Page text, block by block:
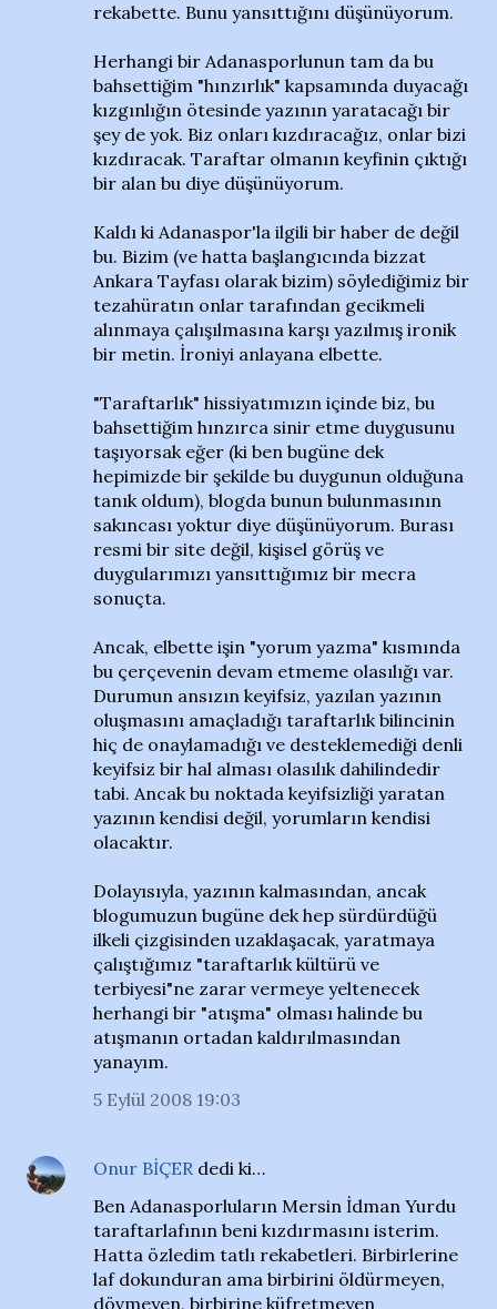
rekabette. Bunu yansıttığını düşünüyorum.
Herhangi bir Adanasporlunun tam da bu
bahsettiğim "hınzırlık" kapsamında duyacağı
kızgınlığın ötesinde yazının yaratacağı bir
şey de yok. Biz onları kızdıracağız, onlar bizi
kızdıracak. Taraftar olmanın keyfinin çıktığı
bir alan bu diye düşünüyorum.
Kaldı ki Adanaspor'la ilgili bir haber de değil
bu. Bizim (ve hatta başlangıcında bizzat
Ankara Tayfası olarak bizim) söylediğimiz bir
tezahüratın onlar tarafından gecikmeli
alınmaya çalışılmasına karşı yazılmış ironik
bir metin. İroniyi anlayana elbette.
"Taraftarlık" hissiyatımızın içinde biz, bu
bahsettiğim hınzırca sinir etme duygusunu
taşıyorsak eğer (ki ben bugüne dek
hepimizde bir şekilde bu duygunun olduğuna
tanık oldum), blogda bunun bulunmasının
sakıncası yoktur diye düşünüyorum. Burası
resmi bir site değil, kişisel görüş ve
duygularımızı yansıttığımız bir mecra
sonuçta.
Ancak, elbette işin "yorum yazma" kısmında
bu çerçevenin devam etmeme olasılığı var.
Durumun ansızın keyifsiz, yazılan yazının
oluşmasını amaçladığı taraftarlık bilincinin
hiç de onaylamadığı ve desteklemediği denli
keyifsiz bir hal alması olasılık dahilindedir
tabi. Ancak bu noktada keyifsizliği yaratan
yazının kendisi değil, yorumların kendisi
olacaktır.
Dolayısıyla, yazının kalmasından, ancak
blogumuzun bugüne dek hep sürdürdüğü
ilkeli çizgisinden uzaklaşacak, yaratmaya
çalıştığımız "taraftarlık kültürü ve
terbiyesi"ne zarar vermeye yeltenecek
herhangi bir "atışma" olması halinde bu
atışmanın ortadan kaldırılmasından
yanayım.
5 Eylül 2008 19:03
Onur BİÇER dedi ki…
Ben Adanasporluların Mersin İdman Yurdu
taraftarlafının beni kızdırmasını isterim.
Hatta özledim tatlı rekabetleri. Birbirlerine
laf dokunduran ama birbirini öldürmeyen,
dövmeyen, birbirine küfretmeyen